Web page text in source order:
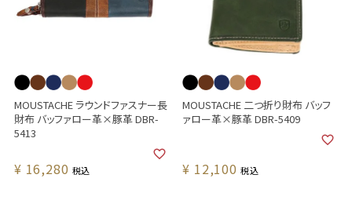
MOUSTACHE ラウンドファスナー長
財布 バッファロー革×豚革 DBR-
5413
¥ 16,280 税込
MOUSTACHE 二つ折り財布 バッフ
ァロー革×豚革 DBR-5409
¥ 12,100 税込